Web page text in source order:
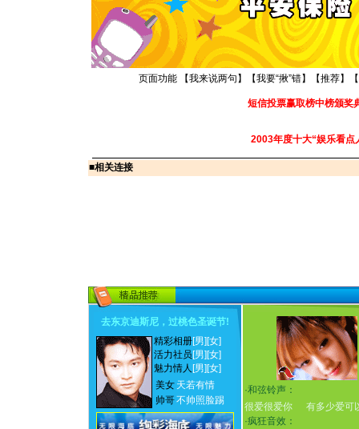
页面功能 【我来说两句 】【我要“揪”错】【推荐】
短信投票赢取榜中榜颁奖
2003年度十大“娱乐看点
■相关连接
去东京迪斯尼，过桃色圣诞节!
精彩相册[男] [女]
活力社员 [男] [女]
魅力情人 [男] [女]
美女 天若有情
帅哥不帅照脸踢
·和弦铃声：
很爱很爱你
有多少爱可
·疯狂音效：